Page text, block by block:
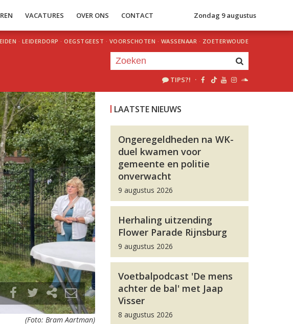
VACATURES OVER ONS CONTACT Zondag 9 augustus
· LEIDERDORP · OEGSTGEEST · VOORSCHOTEN · WASSENAAR · ZOETERWOUDE
TIPS?! ·
(Foto: Bram Aartman)
LAATSTE NIEUWS
Ongeregeldheden na WK-
duel kwamen voor
gemeente en politie
onverwacht
9 augustus 2026
Herhaling uitzending
Flower Parade Rijnsburg
9 augustus 2026
Voetbalpodcast 'De mens
achter de bal' met Jaap
Visser
8 augustus 2026